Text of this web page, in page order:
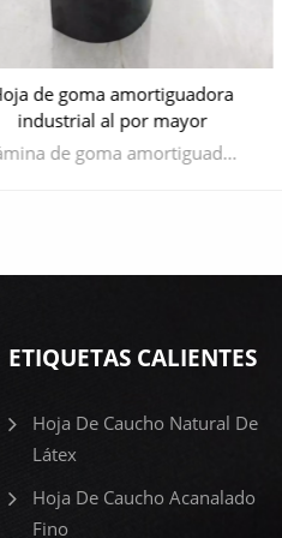
Hoja de caucho amortiguador
EPDM
Lámina de goma amortiguadora son el conocido caucho de alto rendimiento que tiene excelente resistencia al calor, resistencia a la oxidación, resistencia al aceite, resistencia a la corrosión y resistencia al envejecimiento atmosférico. Ha sido ampliamente utilizado en la industria aeroespacial, aviación, automóviles, petróleo y electrodomésticos y otros campos.
ETIQUETAS CALIENTES
Hoja De Caucho Natural De
Látex
Hoja De Caucho Acanalado
Fino